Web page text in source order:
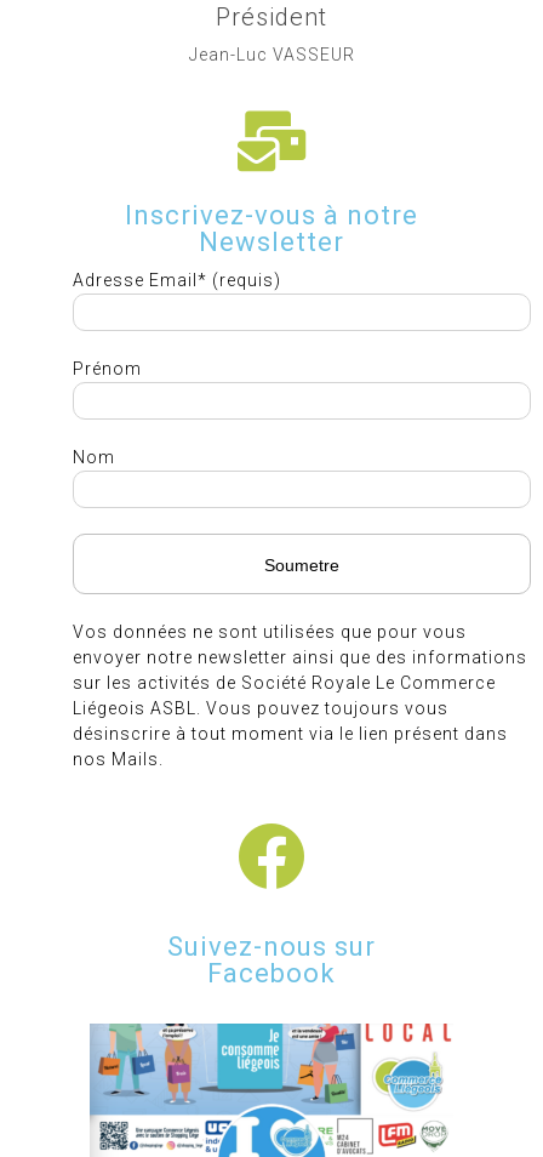
Président
Jean-Luc VASSEUR
Inscrivez-vous à notre
Newsletter
Adresse Email* (requis)
Prénom
Nom
Vos données ne sont utilisées que pour vous
envoyer notre newsletter ainsi que des informations
sur les activités de Société Royale Le Commerce
Liégeois ASBL. Vous pouvez toujours vous
désinscrire à tout moment via le lien présent dans
nos Mails.
Suivez-nous sur
Facebook